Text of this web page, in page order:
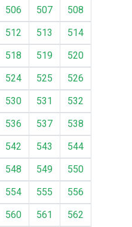
506 507
508
512 513
514
518 519
520
524 525
526
530 531
532
536 537
538
542 543
544
548 549
550
554 555
556
560 561
562